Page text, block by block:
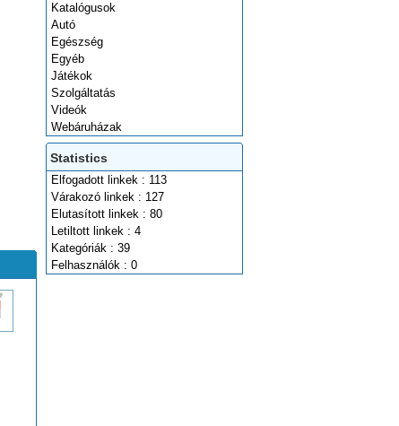
Katalógusok
Autó
Egészség
Egyéb
Játékok
Szolgáltatás
Videók
Webáruházak
Statistics
Elfogadott linkek : 113
Várakozó linkek : 127
Elutasított linkek : 80
Letiltott linkek : 4
Kategóriák : 39
Felhasználók : 0